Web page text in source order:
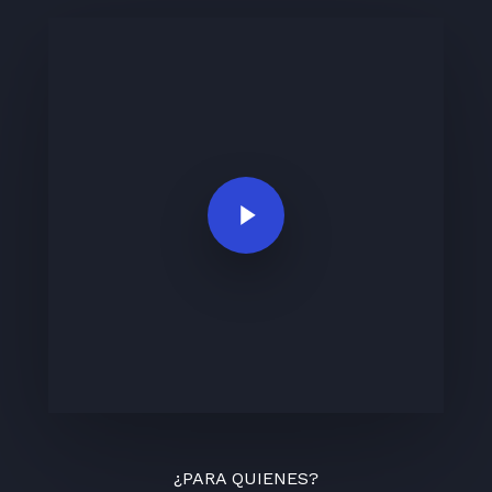
Play Video
¿PARA QUIENES?